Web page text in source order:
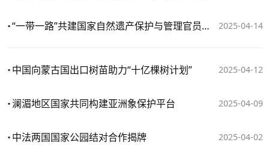
2025-04-14
“一带一路”共建国家自然遗产保护与管理官员研修班开班
2025-04-12
中国向蒙古国出口树苗助力“十亿棵树计划”
2025-04-09
澜湄地区国家共同构建亚洲象保护平台
2025-04-02
中法两国国家公园结对合作揭牌